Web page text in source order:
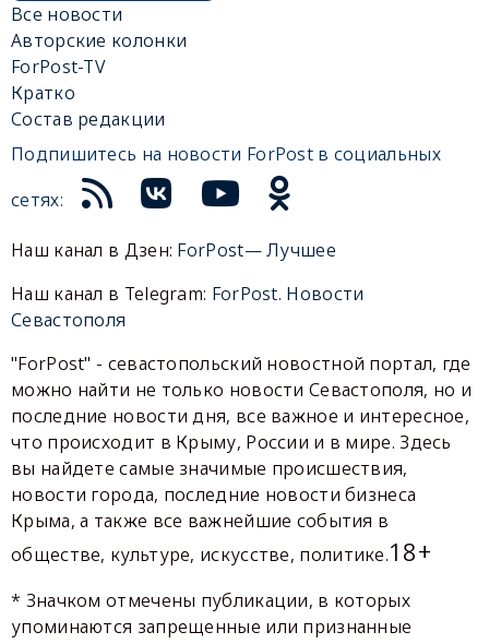
Все новости
Авторские колонки
ForPost-TV
Кратко
Состав редакции
Подпишитесь на новости ForPost в социальных
сетях:
Наш канал в Дзен: ForPost— Лучшее
Наш канал в Telegram: ForPost. Новости
Севастополя
"ForPost" - севастопольский новостной портал, где
можно найти не только новости Севастополя, но и
последние новости дня, все важное и интересное,
что происходит в Крыму, России и в мире. Здесь
вы найдете самые значимые происшествия,
новости города, последние новости бизнеса
Крыма, а также все важнейшие события в
обществе, культуре, искусстве, политике.18+
* Значком отмечены публикации, в которых
упоминаются запрещенные или признанные